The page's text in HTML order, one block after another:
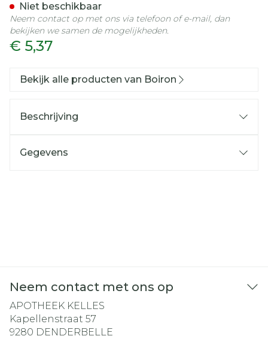
€ 5,37
Niet beschikbaar
Neem contact op met ons via telefoon of e-mail, dan
bekijken we samen de mogelijkheden.
Bekijk alle producten van Boiron
Beschrijving
Gegevens
Neem contact met ons op
APOTHEEK KELLES
Kapellenstraat 57
9280 DENDERBELLE